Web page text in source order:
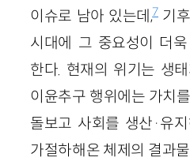
이슈로 남아 있는데,7기
시대에 그 중요성이 더
한다. 현재의 위기는 생
이윤추구 행위에는 가치
돌보고 사회를 생산·유
가절하해온 체제의 결과